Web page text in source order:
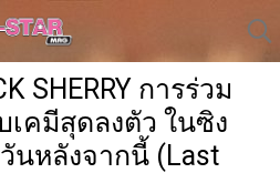
SHERRY การร่วม
คมีสุดลงตัว ในซิง
นหลังจากนี้ (Last